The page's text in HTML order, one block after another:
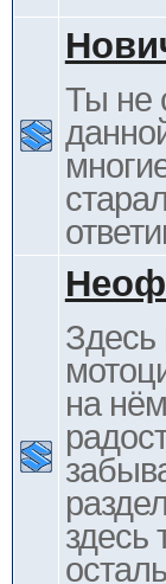
Ты не
на
здесь